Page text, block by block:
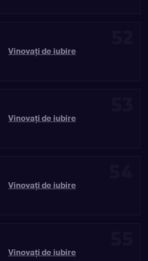
Vinovaţi de iubire
Vinovaţi de iubire
Vinovaţi de iubire
Vinovaţi de iubire